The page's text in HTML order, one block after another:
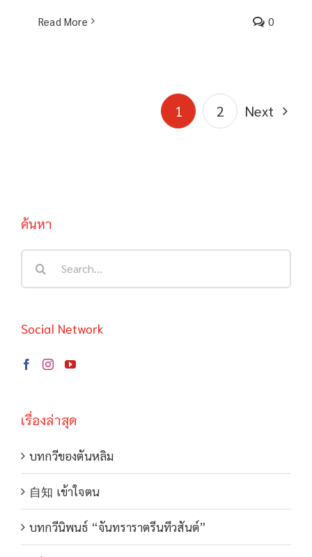
Read More 0
1 2 Next
ค้นหา
Social Network
เรื่องล่าสุด
บทกวีของตันหลิม
自知 เข้าใจตน
บทกวีนิพนธ์ “จันทราราตรีนทีวสันต์”